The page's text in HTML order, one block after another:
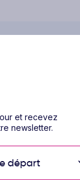
Durée(s)
Inclus
et recevez
newsletter.
départ